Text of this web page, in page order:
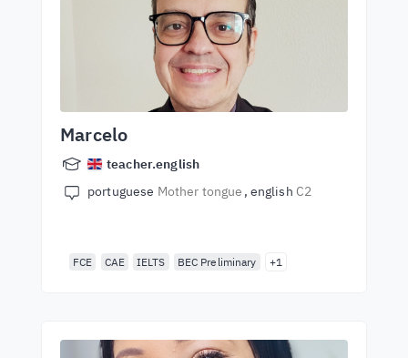
Marcelo
teacher.english
portuguese Mother tongue english C2
FCE CAE IELTS BEC Preliminary +1